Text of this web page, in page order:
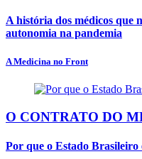
A história dos médicos que
autonomia na pandemia
A Medicina no Front
O CONTRATO DO
Por que o Estado Brasileiro